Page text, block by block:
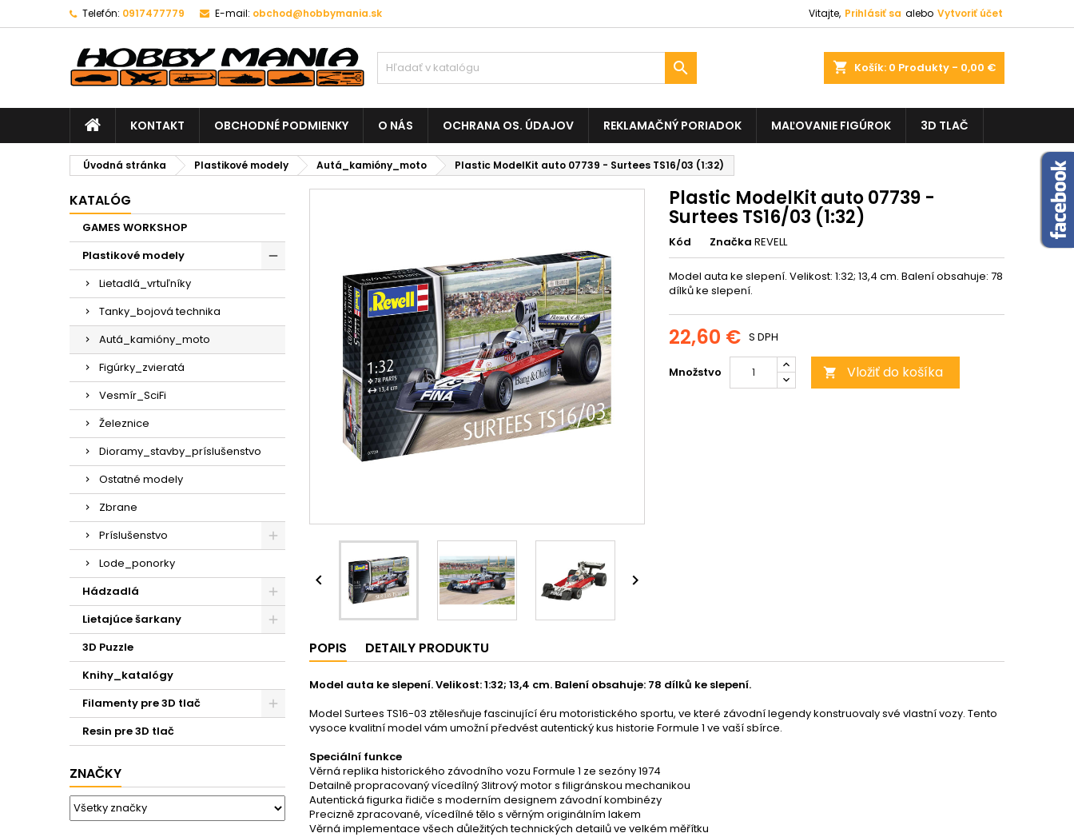
Telefón: 0917477779 E-mail: obchod@hobbymania.sk Vitajte, Prihlásiť sa alebo Vytvoriť účet
shopping_cart Košík: 0 Produkty - 0,00 €

KONTAKT OBCHODNÉ PODMIENKY O NÁS OCHRANA OS. ÚDAJOV REKLAMAČNÝ PORIADOK MAĽOVANIE FIGÚROK 3D TLAČ
Úvodná stránka Plastikové modely Autá_kamióny_moto Plastic ModelKit auto 07739 - Surtees TS16/03 (1:32)
KATALÓG
GAMES WORKSHOP
Plastikové modely
Lietadlá_vrtuľníky
Tanky_bojová technika
Autá_kamióny_moto
Figúrky_zvieratá
Vesmír_SciFi
Železnice
Dioramy_stavby_príslušenstvo
Ostatné modely
Zbrane
Príslušenstvo
Lode_ponorky
Hádzadlá
Lietajúce šarkany
3D Puzzle
Knihy_katalógy
Filamenty pre 3D tlač
Resin pre 3D tlač
ZNAČKY
 
Plastic ModelKit auto 07739 -
Surtees TS16/03 (1:32)
Kód Značka REVELL
Model auta ke slepení. Velikost: 1:32; 13,4 cm. Balení obsahuje: 78
dílků ke slepení.
22,60 € S DPH
Množstvo  Vložiť do košíka
POPIS DETAILY PRODUKTU
Model auta ke slepení. Velikost: 1:32; 13,4 cm. Balení obsahuje: 78 dílků ke slepení.
Model Surtees TS16-03 ztělesňuje fascinující éru motoristického sportu, ve které závodní legendy konstruovaly své vlastní vozy. Tento
vysoce kvalitní model vám umožní předvést autentický kus historie Formule 1 ve vaší sbírce.
Speciální funkce
Věrná replika historického závodního vozu Formule 1 ze sezóny 1974
Detailně propracovaný vícedílný 3litrový motor s filigránskou mechanikou
Autentická figurka řidiče s moderním designem závodní kombinézy
Precizně zpracované, vícedílné tělo s věrným originálním lakem
Věrná implementace všech důležitých technických detailů ve velkém měřítku